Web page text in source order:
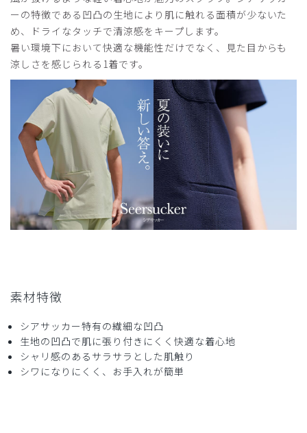
ーの特徴である凹凸の生地により肌に触れる面積が少ないた
め、ドライなタッチで清涼感をキープします。
暑い環境下において快適な機能性だけでなく、見た目からも
涼しさを感じられる1着です。
素材特徴
シアサッカー特有の繊細な凹凸
生地の凹凸で肌に張り付きにくく快適な着心地
シャリ感のあるサラサラとした肌触り
シワになりにくく、お手入れが簡単